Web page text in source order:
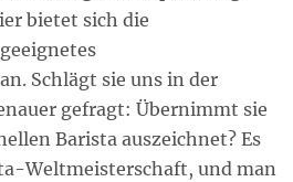
bietet sich die
Schlägt sie uns in der
gefragt: Übernimmt sie
Barista auszeichnet? Es
Weltmeisterschaft, und man